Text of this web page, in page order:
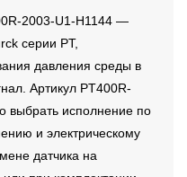
2003-U1-H1144 —
серии PT,
давления среды в
Артикул PT400R-
выбрать исполнение по
и электрическому
датчика на